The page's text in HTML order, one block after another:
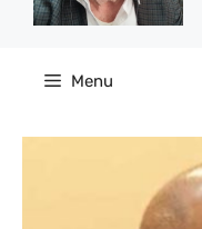
Menu